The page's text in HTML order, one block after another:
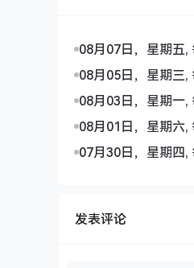
08月07日，星期五,
08月05日，星期三,
08月03日，星期一,
08月01日，星期六,
07月30日，星期四,
发表评论